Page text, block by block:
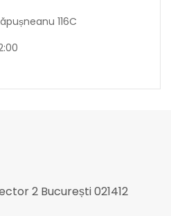
116C
2 București 021412